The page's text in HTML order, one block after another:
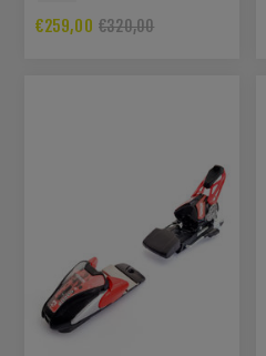
€259,00 €320,00